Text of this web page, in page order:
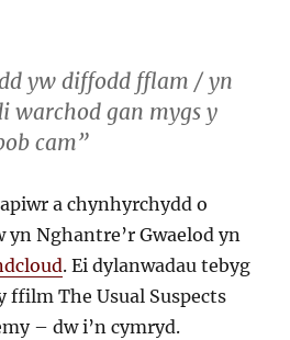
yw diffodd fflam / yn
warchod gan mygs y
cam”
a chynhyrchydd o
yn Nghantre’r Gwaelod yn
. Ei dylanwadau tebyg
ffilm The Usual Suspects
– dw i’n cymryd.